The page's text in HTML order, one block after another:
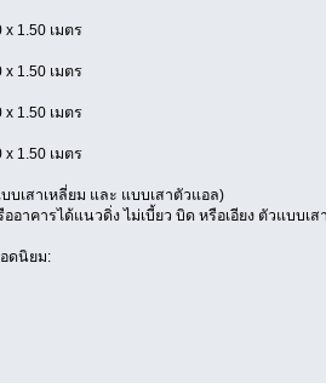
x 1.50 เมตร
x 1.50 เมตร
x 1.50 เมตร
x 1.50 เมตร
บเสาเหลี่ยม และ แบบเสาตัวแอล)
อาคารได้แนวดิ่ง ไม่เบี้ยว บิด หรือเอียง ตัวแบบเ
ดนิยม: